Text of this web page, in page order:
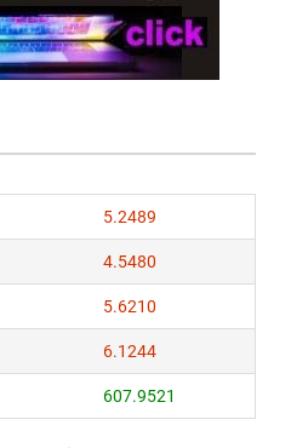
5.2489
4.5480
5.6210
6.1244
607.9521